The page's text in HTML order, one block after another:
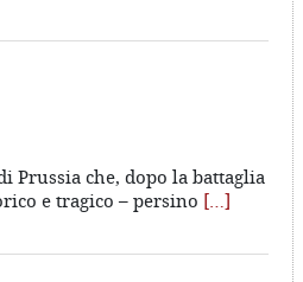
Prussia che, dopo la battaglia
e tragico – persino […]